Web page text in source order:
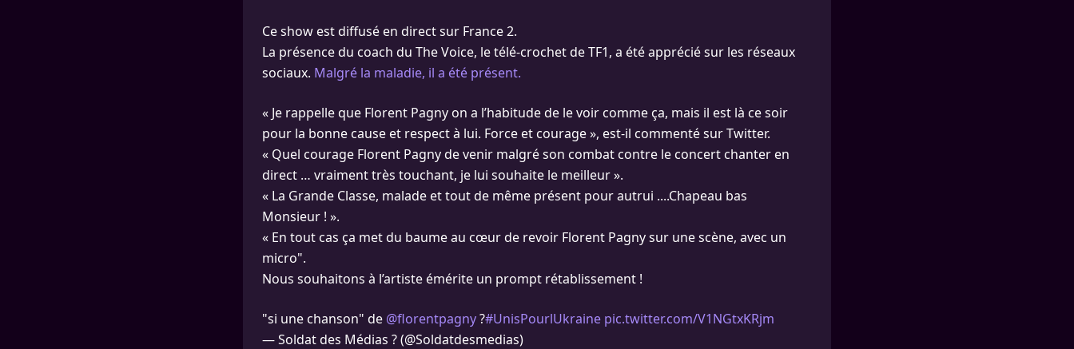
Ce show est diffusé en direct sur France 2.
La présence du coach du The Voice, le télé-crochet de TF1, a été apprécié sur les réseaux
sociaux. Malgré la maladie, il a été présent.
« Je rappelle que Florent Pagny on a l’habitude de le voir comme ça, mais il est là ce soir
pour la bonne cause et respect à lui. Force et courage », est-il commenté sur Twitter.
« Quel courage Florent Pagny de venir malgré son combat contre le concert chanter en
direct … vraiment très touchant, je lui souhaite le meilleur ».
« La Grande Classe, malade et tout de même présent pour autrui ....Chapeau bas
Monsieur ! ».
« En tout cas ça met du baume au cœur de revoir Florent Pagny sur une scène, avec un
micro".
Nous souhaitons à l’artiste émérite un prompt rétablissement !
"si une chanson" de @florentpagny?#UnisPourlUkraine pic.twitter.com/V1NGtxKRjm
— Soldat des Médias ? (@Soldatdesmedias)